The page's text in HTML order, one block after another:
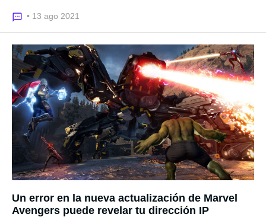
• 13 ago 2021
Un error en la nueva actualización de Marvel
Avengers puede revelar tu dirección IP